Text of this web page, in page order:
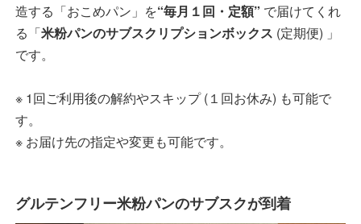
造する「おこめパン」を“毎月１回・定額” で届けてくれ
る「米粉パンのサブスクリプションボックス (定期便) 」
です。
※ 1回ご利用後の解約やスキップ (１回お休み) も可能で
す。
※ お届け先の指定や変更も可能です。
グルテンフリー米粉パンのサブスクが到着